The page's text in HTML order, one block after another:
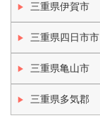
三重県伊賀市
三重県四日市市
三重県亀山市
三重県多気郡